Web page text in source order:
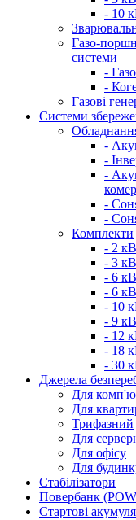
- 10
Газо-
системи
-
-
Газові
Системи
-
-
-
-
-
Комплекти
- 2
- 3
- 6
- 6
- 10
- 9
- 12
- 18
- 30
Джерела
Для
Для
Трифазний
Для
Для офісу
Для
Стабілізатори
Повербанк
Стартові